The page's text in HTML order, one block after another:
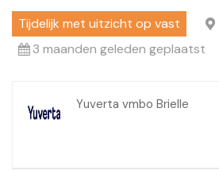
Tijdelijk met uitzicht op vast
3 maanden geleden geplaatst
Yuverta vmbo Brielle